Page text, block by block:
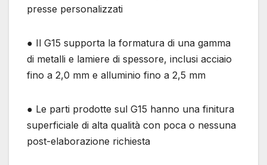
presse personalizzati
● Il G15 supporta la formatura di una gamma
di metalli e lamiere di spessore, inclusi acciaio
fino a 2,0 mm e alluminio fino a 2,5 mm
● Le parti prodotte sul G15 hanno una finitura
superficiale di alta qualità con poca o nessuna
post-elaborazione richiesta